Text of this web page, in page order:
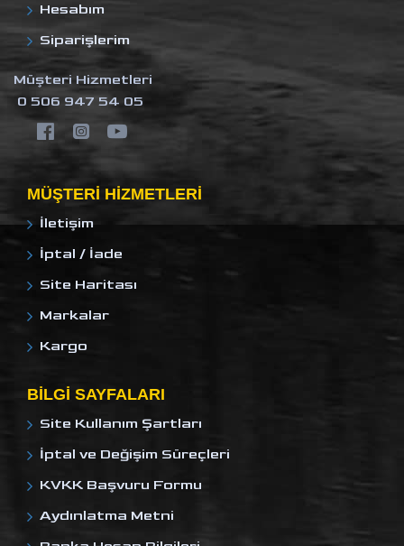
Hesabım
Siparişlerim
Müşteri Hizmetleri
0 506 947 54 05
MÜŞTERI HIZMETLERI
İletişim
İptal / İade
Site Haritası
Markalar
Kargo
BILGI SAYFALARI
Site Kullanım Şartları
İptal ve Değişim Süreçleri
KVKK Başvuru Formu
Aydınlatma Metni